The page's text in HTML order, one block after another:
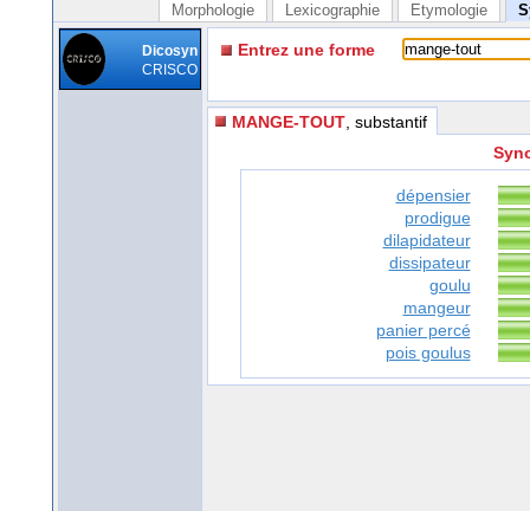
Morphologie Lexicographie Etymologie
Dicosyn
CRISCO
Entrez une forme
MANGE-TOUT , substantif
dépensier
prodigue
dilapidateur
dissipateur
goulu
mangeur
panier percé
pois goulus